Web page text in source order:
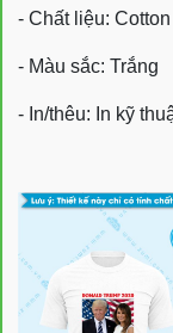
- Chất liệu: Cotton
- Màu sắc: Trắng
- In/thêu: In kỹ